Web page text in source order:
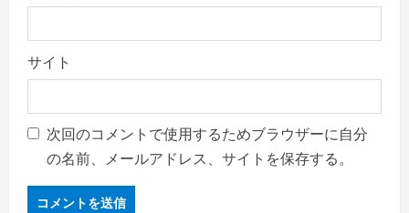
サイト
次回のコメントで使用するためブラウザーに自分
の名前、メールアドレス、サイトを保存する。